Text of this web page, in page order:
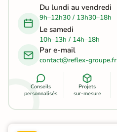
Du lundi au vendredi
9h–12h30 / 13h30–18h
Le samedi
10h–13h / 14h–18h
Par e-mail
contact@reflex-groupe.fr
Conseils
personnalisés
Projets
sur-mesure